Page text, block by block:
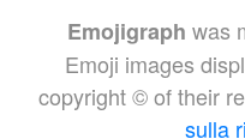
Emojigraph was
Emoji images
copyright © of their
sulla